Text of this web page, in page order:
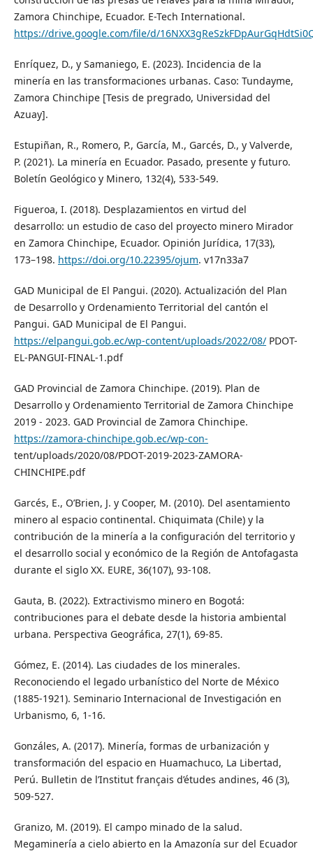
Zamora Chinchipe, Ecuador. E-Tech International.
https://drive.google.com/file/d/
Enríquez, D., y Samaniego, E. (2023). Incidencia de la
minería en las transformaciones urbanas. Caso: Tundayme,
Zamora Chinchipe [Tesis de pregrado, Universidad del
Azuay].
Estupiñan, R., Romero, P., García, M., Garcés, D., y Valverde,
P. (2021). La minería en Ecuador. Pasado, presente y futuro.
Boletín Geológico y Minero, 132(4), 533-549.
Figueroa, I. (2018). Desplazamientos en virtud del
desarrollo: un estudio de caso del proyecto minero Mirador
en Zamora Chinchipe, Ecuador. Opinión Jurídica, 17(33),
173–198. https://doi.org/10.22395/ojum. v17n33a7
GAD Municipal de El Pangui. (2020). Actualización del Plan
de Desarrollo y Ordenamiento Territorial del cantón el
Pangui. GAD Municipal de El Pangui.
https://elpangui.gob.ec/wp-content/uploads/2022/08/PDOT-
EL-PANGUI-FINAL-1.pdf
GAD Provincial de Zamora Chinchipe. (2019). Plan de
Desarrollo y Ordenamiento Territorial de Zamora Chinchipe
2019 - 2023. GAD Provincial de Zamora Chinchipe.
https://zamora-chinchipe.gob.ec/wp-con-
tent/uploads/2020/08/PDOT-2019-2023-ZAMORA-
CHINCHIPE.pdf
Garcés, E., O’Brien, J. y Cooper, M. (2010). Del asentamiento
minero al espacio continental. Chiquimata (Chile) y la
contribución de la minería a la configuración del territorio y
el desarrollo social y económico de la Región de Antofagasta
durante el siglo XX. EURE, 36(107), 93-108.
Gauta, B. (2022). Extractivismo minero en Bogotá:
contribuciones para el debate desde la historia ambiental
urbana. Perspectiva Geográfica, 27(1), 69-85.
Gómez, E. (2014). Las ciudades de los minerales.
Reconociendo el legado urbanístico del Norte de México
(1885-1921). Seminario Internacional de Investigación en
Urbanismo, 6, 1-16.
Gonzáles, A. (2017). Minería, formas de urbanización y
transformación del espacio en Huamachuco, La Libertad,
Perú. Bulletin de l’Institut français d’études andines, 46 (3),
509-527.
Granizo, M. (2019). El campo minado de la salud.
Megaminería a cielo abierto en la Amazonía sur del Ecuador